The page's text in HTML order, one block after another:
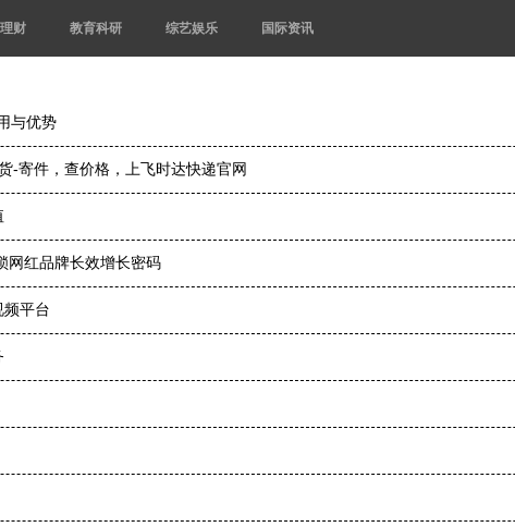
财 教育科研 综艺娱乐 国际资讯
与优势
-寄件，查价格，上飞时达快递官网
网红品牌长效增长密码
平台